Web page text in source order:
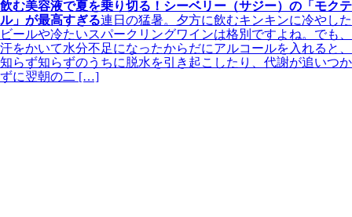
飲む美容液で夏を乗り切る！シーベリー（サジー）の「モクテ
ル」が最高すぎる連日の猛暑。夕方に飲むキンキンに冷やした
ビールや冷たいスパークリングワインは格別ですよね。でも、
汗をかいて水分不足になったからだにアルコールを入れると、
知らず知らずのうちに脱水を引き起こしたり、代謝が追いつか
ずに翌朝の二 […]